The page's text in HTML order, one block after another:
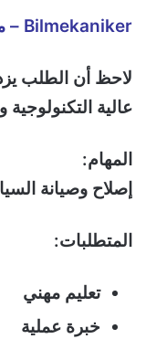
Bilmekaniker – ميكانيكي سيارات
لاحظ أن الطلب
عالية
المهام:
إصلاح وصيانة
المتطلبات:
تعليم مهني
خبرة عملية